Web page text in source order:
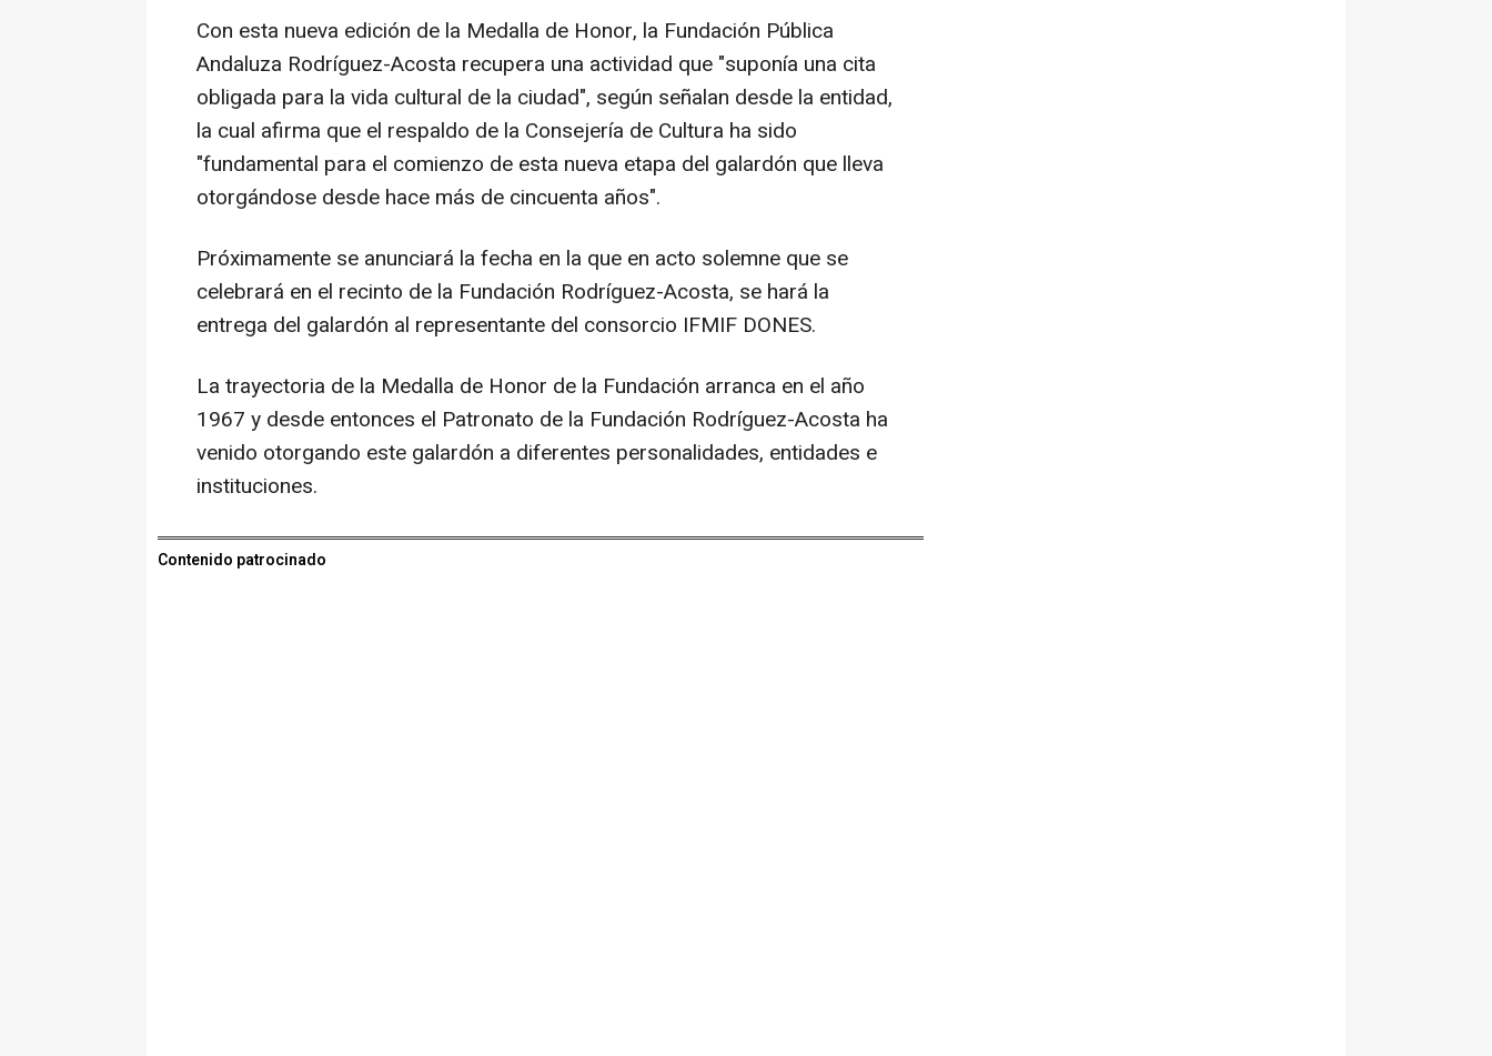
Con esta nueva edición de la Medalla de Honor, la Fundación Pública
Andaluza Rodríguez-Acosta recupera una actividad que "suponía una cita
obligada para la vida cultural de la ciudad", según señalan desde la entidad,
la cual afirma que el respaldo de la Consejería de Cultura ha sido
"fundamental para el comienzo de esta nueva etapa del galardón que lleva
otorgándose desde hace más de cincuenta años".
Próximamente se anunciará la fecha en la que en acto solemne que se
celebrará en el recinto de la Fundación Rodríguez-Acosta, se hará la
entrega del galardón al representante del consorcio IFMIF DONES.
La trayectoria de la Medalla de Honor de la Fundación arranca en el año
1967 y desde entonces el Patronato de la Fundación Rodríguez-Acosta ha
venido otorgando este galardón a diferentes personalidades, entidades e
instituciones.
Contenido patrocinado